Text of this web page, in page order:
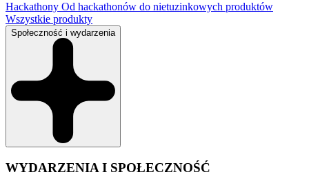
Hackathony Od hackathonów do nietuzinkowych produktów
Wszystkie produkty
Społeczność i wydarzenia
WYDARZENIA I SPOŁECZNOŚĆ